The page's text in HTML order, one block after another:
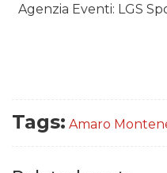
Agenzia Eventi: LGS
Tags: Amaro